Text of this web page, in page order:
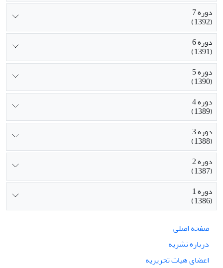
دوره 7
(1392)
دوره 6
(1391)
دوره 5
(1390)
دوره 4
(1389)
دوره 3
(1388)
دوره 2
(1387)
دوره 1
(1386)
صفحه اصلی
درباره نشریه
اعضای هیات تحریریه